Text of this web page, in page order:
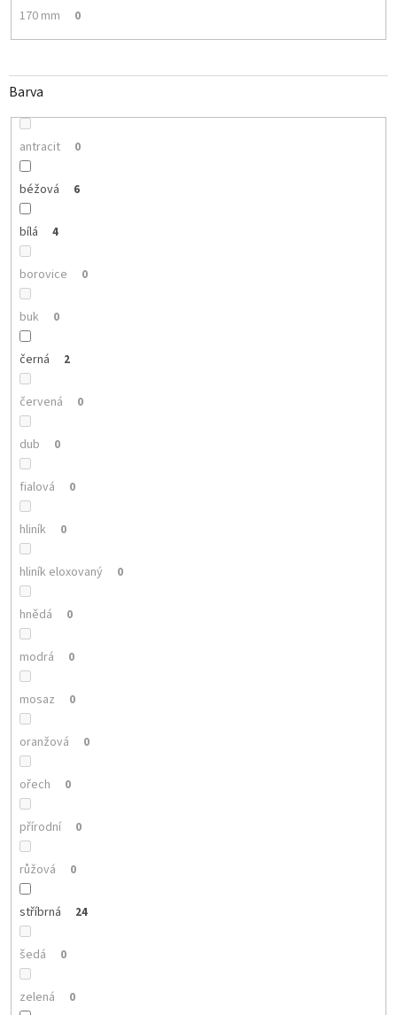
170 mm 0
Barva
antracit 0
béžová 6
bílá 4
borovice 0
buk 0
černá 2
červená 0
dub 0
fialová 0
hliník 0
hliník eloxovaný 0
hnědá 0
modrá 0
mosaz 0
oranžová 0
ořech 0
přírodní 0
růžová 0
stříbrná 24
šedá 0
zelená 0